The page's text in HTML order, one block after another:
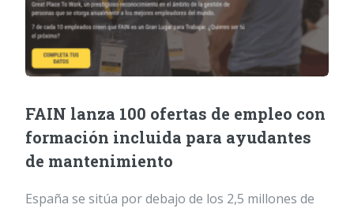
FAIN lanza 100 ofertas de empleo con
formación incluida para ayudantes
de mantenimiento
España se sitúa por debajo de los 2,5 millones de